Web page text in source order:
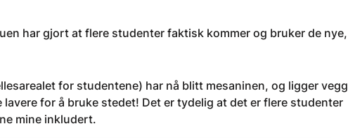
har gjort at flere studenter faktisk kommer og bruker de nye,
for studentene) har nå blitt mesaninen, og ligger vegg
for å bruke stedet! Det er tydelig at det er flere studenter
mine inkludert.